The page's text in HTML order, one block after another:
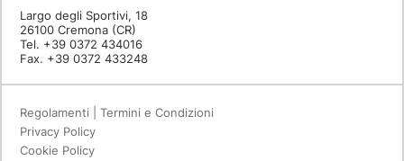
Largo degli Sportivi, 18
26100 Cremona (CR)
Tel. +39 0372 434016
Fax. +39 0372 433248
Regolamenti | Termini e Condizioni
Privacy Policy
Cookie Policy